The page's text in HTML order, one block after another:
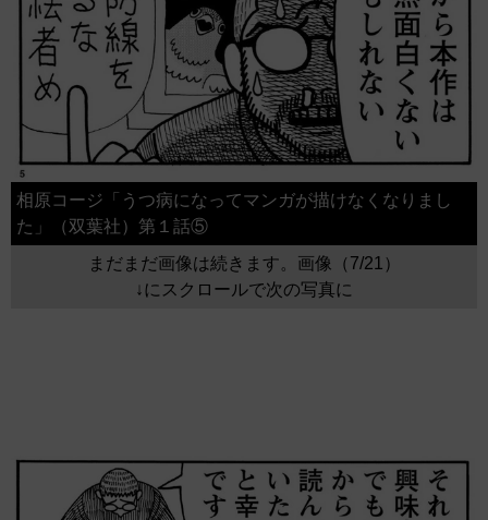
相原コージ「うつ病になってマンガが描けなくなりまし
た」（双葉社）第１話⑤
まだまだ画像は続きます。画像（7/21）
↓にスクロールで次の写真に